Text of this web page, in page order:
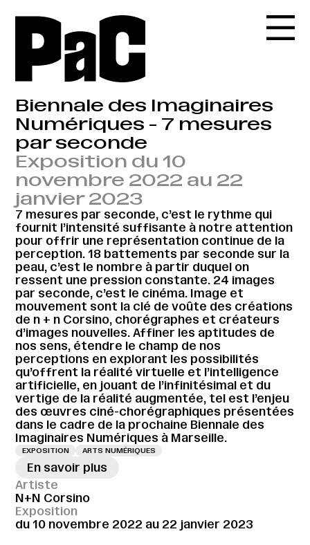
Biennale des Imaginaires
Numériques - 7 mesures
par seconde
Exposition du 10
novembre 2022 au 22
janvier 2023
7 mesures par seconde, c’est le rythme qui
fournit l’intensité suffisante à notre attention
pour offrir une représentation continue de la
perception. 18 battements par seconde sur la
peau, c’est le nombre à partir duquel on
ressent une pression constante. 24 images
par seconde, c’est le cinéma. Image et
mouvement sont la clé de voûte des créations
de n + n Corsino, chorégraphes et créateurs
d’images nouvelles. Affiner les aptitudes de
nos sens, étendre le champ de nos
perceptions en explorant les possibilités
qu’offrent la réalité virtuelle et l’intelligence
artificielle, en jouant de l’infinitésimal et du
vertige de la réalité augmentée, tel est l’enjeu
des œuvres ciné-chorégraphiques présentées
dans le cadre de la prochaine Biennale des
Imaginaires Numériques à Marseille.
EXPOSITION ARTS NUMÉRIQUES
En savoir plus
Artiste
N+N Corsino
Exposition
du 10 novembre 2022 au 22 janvier 2023